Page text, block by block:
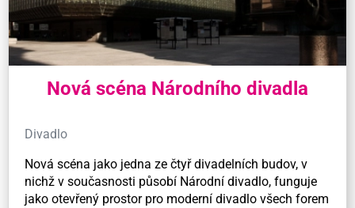
Nová scéna Národního divadla
Divadlo
Nová scéna jako jedna ze čtyř divadelních budov, v
nichž v současnosti působí Národní divadlo, funguje
jako otevřený prostor pro moderní divadlo všech forem